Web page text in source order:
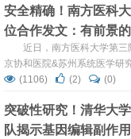
cardiovascular diseases:
出，以重组蛋白、基因疗法和
安全精确！南方医科
位合作发文：有前景
近日，南方医科大学第
京协和医院&苏州系统医学研
《Advanced Science》上发
Language Model Screening
Treatment”，...
(1106) (2) (0)
突破性研究！清华大
队揭示基因编辑副作